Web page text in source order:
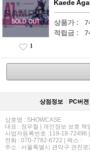
Kaede
상품가 :
적립금 :
1
상점정보 PC버젼
상호명 : SHOWCASE
대표 : 정우철 | 개인정보 보호 책
사업자등록번호 :119-18-72496
전화 : 070-7782-6722 | 팩스 :
주소 : 서울특별시 관악구 관천